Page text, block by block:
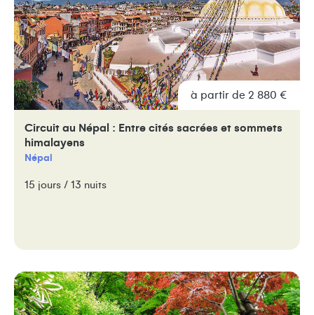
à partir de 2 880 €
Circuit au Népal : Entre cités sacrées et sommets
himalayens
Népal
15 jours / 13 nuits